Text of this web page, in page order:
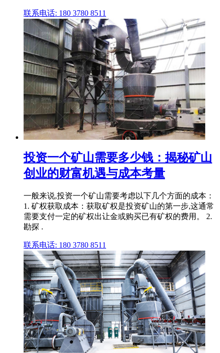
联系电话: 180 3780 8511
投资一个矿山需要多少钱：揭秘矿山
创业的财富机遇与成本考量
一般来说,投资一个矿山需要考虑以下几个方面的成本：
1. 矿权获取成本：获取矿权是投资矿山的第一步,这通常
需要支付一定的矿权出让金或购买已有矿权的费用。 2.
勘探 .
联系电话: 180 3780 8511